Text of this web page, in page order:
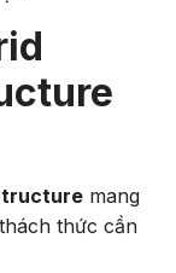
mang
thức cần